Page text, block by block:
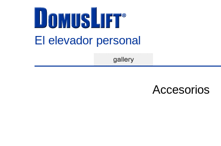
El elevador personal
Accesorios